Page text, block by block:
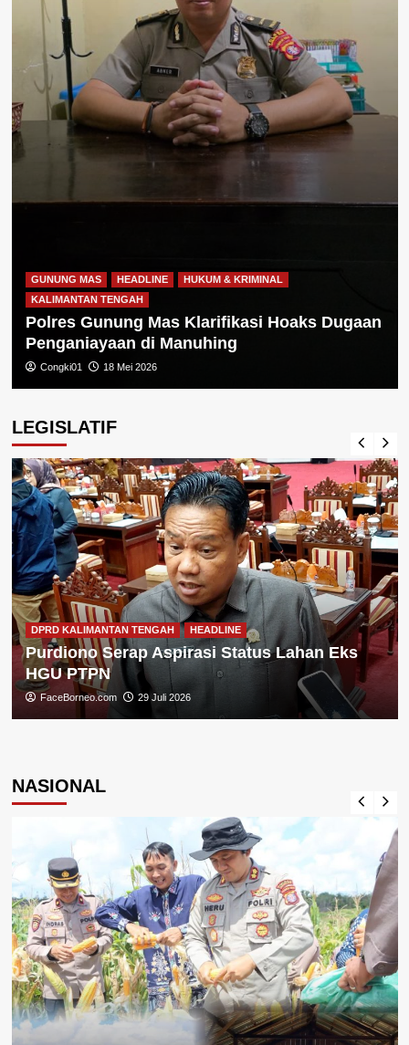
GUNUNG MAS HEADLINE
HUKUM & KRIMINAL
KALIMANTAN TENGAH
Polres Gunung Mas Klarifikasi Hoaks Dugaan
Penganiayaan di Manuhing
Congki01 18 Mei 2026
LEGISLATIF
DPRD KALIMANTAN TENGAH HEADLINE
Purdiono Serap Aspirasi Status Lahan Eks
HGU PTPN
FaceBorneo.com 29 Juli 2026
NASIONAL